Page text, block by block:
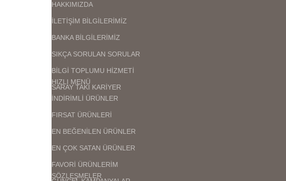
HAKKIMIZDA
İLETİŞİM BİLGİLERİMİZ
BANKA BİLGİLERİMİZ
SIKÇA SORULAN SORULAR
BİLGİ TOPLUMU HİZMETİ
SARAY TAKI KARİYER
HIZLI MENÜ
İNDİRİMLİ ÜRÜNLER
FIRSAT ÜRÜNLERİ
EN BEĞENİLEN ÜRÜNLER
EN ÇOK SATAN ÜRÜNLER
FAVORİ ÜRÜNLERİM
SÖZLEŞMELER